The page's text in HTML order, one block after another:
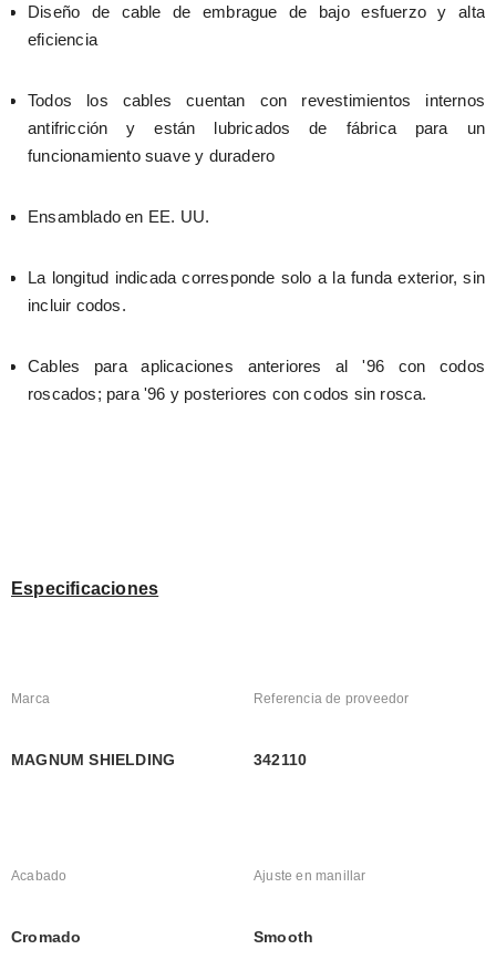
Diseño de cable de embrague de bajo esfuerzo y alta
eficiencia
Todos los cables cuentan con revestimientos internos
antifricción y están lubricados de fábrica para un
funcionamiento suave y duradero
Ensamblado en EE. UU.
La longitud indicada corresponde solo a la funda exterior, sin
incluir codos.
Cables para aplicaciones anteriores al '96 con codos
roscados; para '96 y posteriores con codos sin rosca.
Especificaciones
Marca
MAGNUM SHIELDING
Referencia de proveedor
342110
Acabado
Cromado
Ajuste en manillar
Smooth